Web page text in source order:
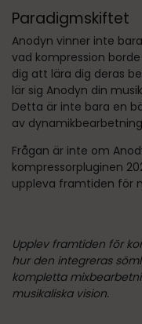
Paradigmskiftet
Anodyn vinner inte
vad kompression
dig att lära dig deras
lär sig Anodyn din
Detta är inte bara en
av
Frågan är inte om
kompressorpluginen
uppleva framtiden för
Upplev framtiden för
hur den integreras
kompletta
musikaliska vision.